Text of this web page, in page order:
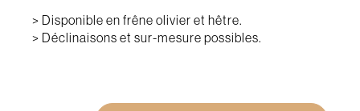
> Disponible en frêne olivier et hêtre.
> Déclinaisons et sur-mesure possibles.